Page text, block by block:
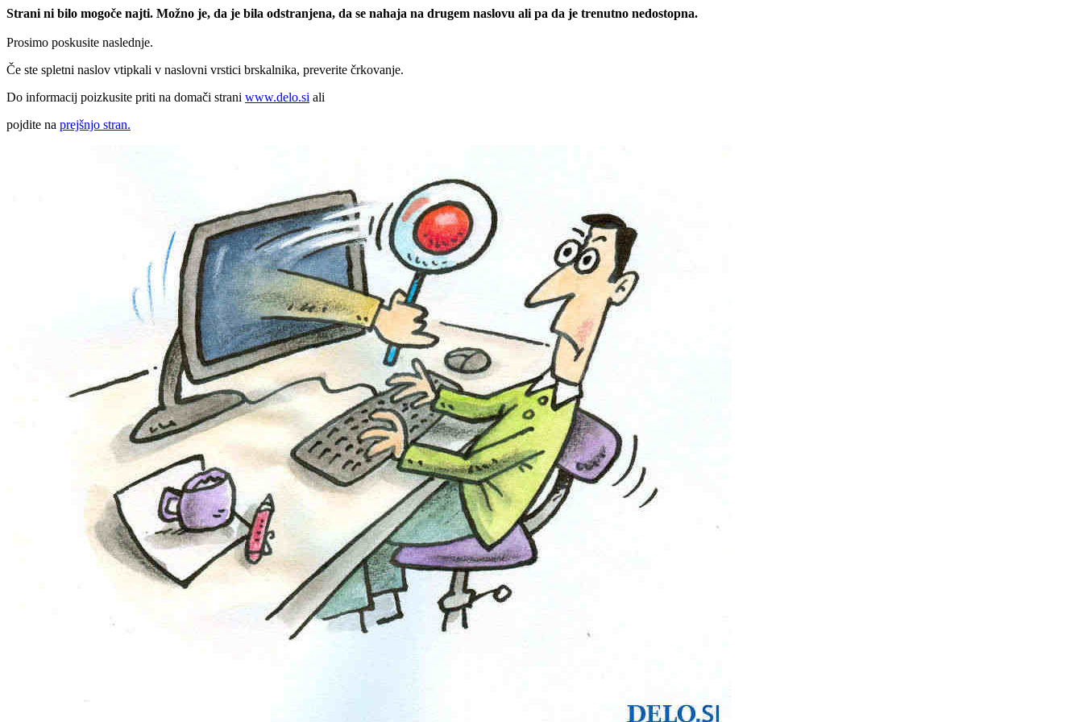
Strani ni bilo mogoče najti. Možno je, da je bila odstranjena, da se nahaja na drugem naslovu ali pa da je trenutno nedostopna.
Prosimo poskusite naslednje.
Če ste spletni naslov vtipkali v naslovni vrstici brskalnika, preverite črkovanje.
Do informacij poizkusite priti na domači strani www.delo.si ali
pojdite na prejšnjo stran.